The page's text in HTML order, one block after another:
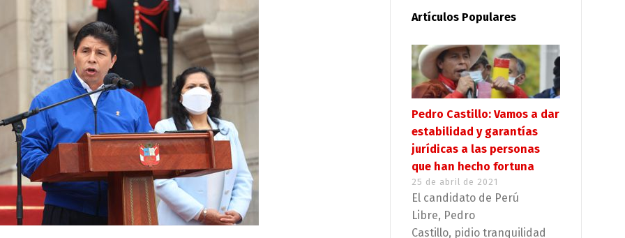
Artículos Populares
Pedro Castillo: Vamos a dar
estabilidad y garantías
jurídicas a las personas
que han hecho fortuna
25 de abril de 2021
El candidato de Perú
Libre, Pedro
Castillo, pidio tranquilidad